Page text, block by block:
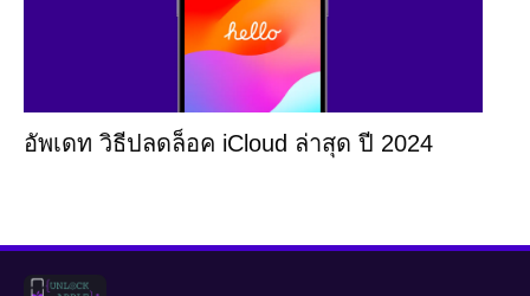
อัพเดท วิธีปลดล็อค iCloud ล่าสุด ปี 2024